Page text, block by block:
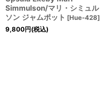
Simmulson/マリ・シミュル
ソン ジャムポット [Hue-428]
9,800円(税込)